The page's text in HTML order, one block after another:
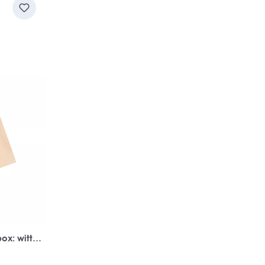
witte
cat